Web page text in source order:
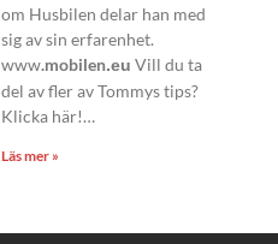
om Husbilen delar han med
sig av sin erfarenhet.
www.mobilen.eu Vill du ta
del av fler av Tommys tips?
Klicka här!…
Läs mer »